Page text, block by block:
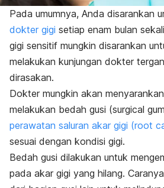
Pada umumnya, Anda disarankan
dokter gigi setiap enam bulan
gigi sensitif mungkin disarankan
melakukan kunjungan dokter
dirasakan.
Dokter mungkin akan
melakukan bedah gusi (surgical
perawatan saluran akar gigi (root
sesuai dengan kondisi gigi.
Bedah gusi dilakukan untuk
pada akar gigi yang hilang.